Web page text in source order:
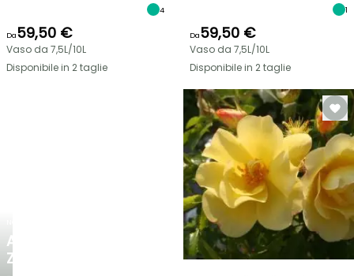
AGAPANTHUS
ZAMBEZI
4
Da59,50 €
Vaso da 7,5L/10L
Disponibile in 2 taglie
1
Da59,50 €
Vaso da 7,5L/10L
Disponibile in 2 taglie